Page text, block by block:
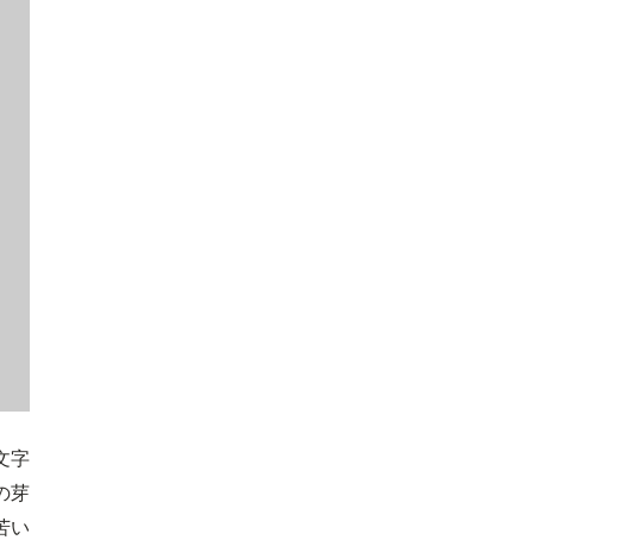
字
芽
い